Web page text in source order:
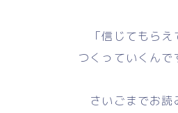
「信じてもらえ
つくっていくんで
さいごまでお読